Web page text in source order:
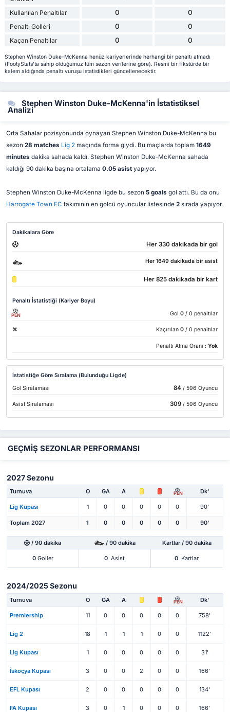
Kullanılan Penaltılar 0 0
Penaltı Golleri 0 0
Kaçan Penaltılar 0 0
Stephen Winston Duke-McKenna henüz kariyerlerinde herhangi bir penaltı atmadı
(FootyStats'ta sahip olduğumuz tüm sezon verilerine göre). Resmi bir fikstürde bir
kalem aldığında penaltı vuruşu istatistikleri güncellenecektir.
Stephen Winston Duke-McKenna'in İstatistiksel
Analizi
Orta Sahalar pozisyonunda oynayan Stephen Winston Duke-McKenna bu
sezon 28 matches Lig 2maçında forma giydi. Bu maçlarda toplam 1649
minutes dakika sahada kaldı. Stephen Winston Duke-McKenna sahada
kaldığı 90 dakika başına ortalama 0.05 asistyapıyor.
Stephen Winston Duke-McKenna ligde bu sezon 5 goals gol attı. Bu da onu
Harrogate Town FC takımının en golcü oyuncular listesinde 2sırada yapıyor.
Dakikalara Göre
Her 330 dakikada bir gol
Her 1649 dakikada bir asist
Her 825 dakikada bir kart
Penaltı İstatistiği (Kariyer Boyu)
PEN Gol 0 / 0 penaltılar
Kaçırılan 0 / 0 penaltılar
Penaltı Atma Oranı : Yok
İstatistiğe Göre Sıralama (Bulunduğu Ligde)
Gol Sıralaması
84/ 596 Oyuncu
Asist Sıralaması 309/ 596 Oyuncu
GEÇMİŞ SEZONLAR PERFORMANSI
2027 Sezonu
Turnuva O GA A PEN Dk'
Lig Kupası 1 0 0 0 0 0 90'
Toplam 2027 1 0 0 0 0 0 90'
/ 90 dakika / 90 dakika Kartlar / 90 dakika
0Goller 0 Asist 0 Kartlar
2024/2025 Sezonu
Turnuva O GA A PEN Dk'
Premiership 11 0 0 0 0 0 758'
Lig 2 18 1 1 1 0 0 1122'
Lig Kupası 1 0 0 0 0 0 31'
İskoçya Kupası 3 0 0 2 0 0 166'
EFL Kupası 2 0 0 0 0 0 134'
FA Kupası 3 0 1 0 0 0 166'